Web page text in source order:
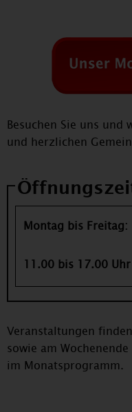
Besuchen Sie uns und
und herzlichen
Montag bis Freitag:
11.00 bis 17.00 Uhr
Veranstaltungen
sowie am
im Monatsprogramm.